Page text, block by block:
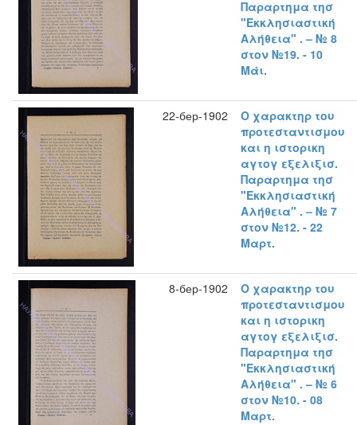
Παραρτημα τησ
"Εκκλησιαστική
Αλήθεια" . – № 8
στον №19. - 10
Μάι.
22-бер-1902
Ο χαρακτηρ του
προτεσταντισμου
και η ιστορικη
αγτογ εξελιξισ.
Παραρτημα τησ
"Εκκλησιαστική
Αλήθεια" . – № 7
στον №12. - 22
Μαρτ.
8-бер-1902
Ο χαρακτηρ του
προτεσταντισμου
και η ιστορικη
αγτογ εξελιξισ.
Παραρτημα τησ
"Εκκλησιαστική
Αλήθεια" . – № 6
στον №10. - 08
Μαρτ.